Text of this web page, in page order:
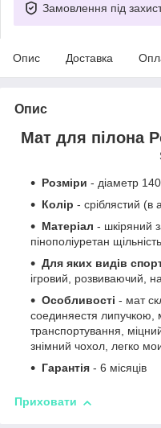
Замовлення під
Опис Доставка
Опис
Мат для пілона
Розміри - діаметр
Колір - сріблястий (в
Матеріал - шкіряний
пінополіуретан
Для яких видів
ігровий, розвиваючий,
Особливості - мат
соединяестя липучкою,
транспортування,
знімний чохол, легко
Гарантія - 6 місяців
Приховати